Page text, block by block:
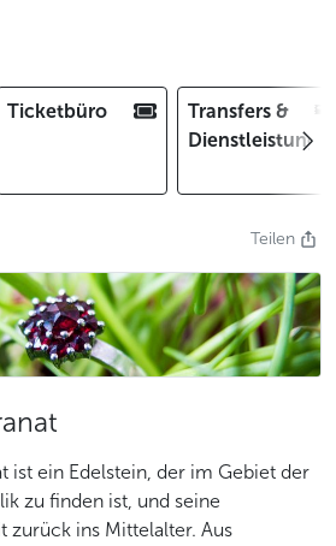
Ticketbüro
Transfers &
Teilen
ist ein Edelstein, der im Gebiet der
zu finden ist, und seine
zurück ins Mittelalter. Aus